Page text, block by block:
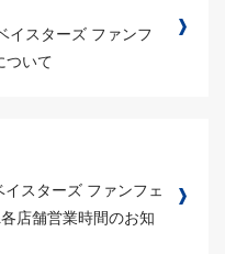
イスターズ ファンフ
ついて
スターズ ファンフェ
店舗営業時間のお知